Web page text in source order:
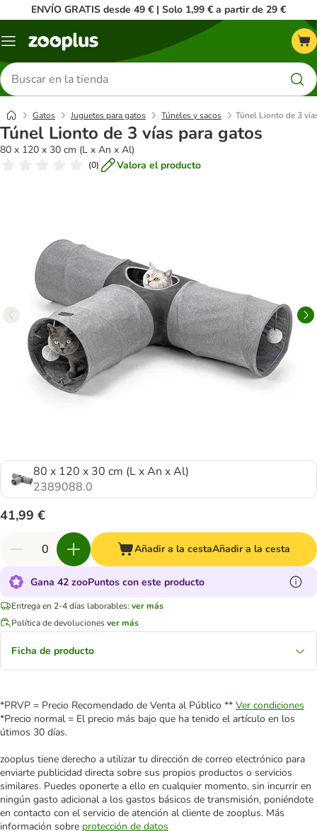
ENVÍO GRATIS desde 49 € | Solo 1,99 € a partir de 29 €
Menú
Buscar
productos
Gatos Juguetes para gatos Túneles y sacos Túnel Lionto de 3
Túnel Lionto de 3 vías para gatos
80 x 120 x 30 cm (L x An x Al)
(0) Valora el producto
80 x 120 x 30 cm (L x An x Al)
2389088.0
41,99 €
Añadir a la cestaAñadir a la cesta
Gana 42 zooPuntos con este producto
Entrega en 2-4 días laborables: ver más
Política de devolucionesver más
Ficha de producto
*PRVP = Precio Recomendado de Venta al Público ** Ver condiciones
*Precio normal = El precio más bajo que ha tenido el artículo en los
útimos 30 días.
zooplus tiene derecho a utilizar tu dirección de correo electrónico para
enviarte publicidad directa sobre sus propios productos o servicios
similares. Puedes oponerte a ello en cualquier momento, sin incurrir en
ningún gasto adicional a los gastos básicos de transmisión, poniéndote
en contacto con el servicio de atención al cliente de zooplus. Más
información sobre protección de datos